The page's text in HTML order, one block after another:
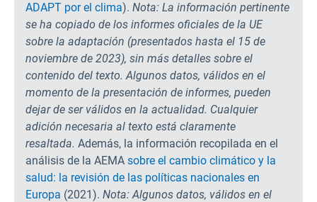
ADAPT por el clima). Nota: La información pertinente
se ha copiado de los informes oficiales de la UE
sobre la adaptación (presentados hasta el 15 de
noviembre de 2023), sin más detalles sobre el
contenido del texto. Algunos datos, válidos en el
momento de la presentación de informes, pueden
dejar de ser válidos en la actualidad. Cualquier
adición necesaria al texto está claramente
resaltada. Además, la información recopilada en el
análisis de la AEMA sobre el cambio climático y la
salud: la revisión de las políticas nacionales en
Europa (2021). Nota: Algunos datos, válidos en el